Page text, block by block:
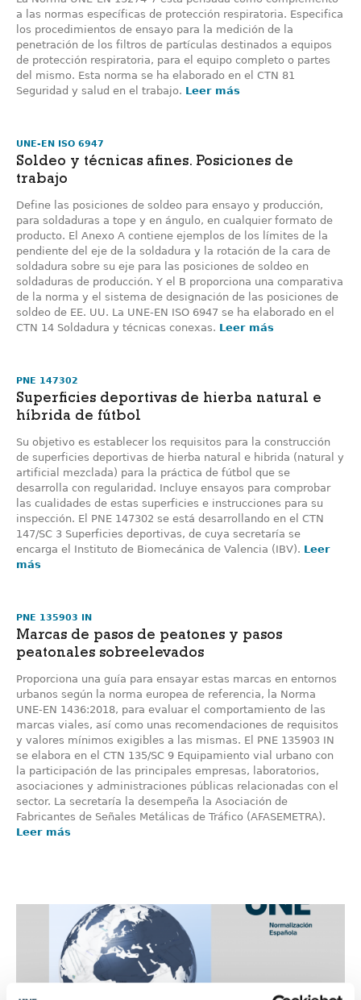
a las normas específicas de protección respiratoria. Especifica
los procedimientos de ensayo para la medición de la
penetración de los filtros de partículas destinados a equipos
de protección respiratoria, para el equipo completo o partes
del mismo. Esta norma se ha elaborado en el CTN 81
Seguridad y salud en el trabajo. Leer más
UNE-EN ISO 6947
Soldeo y técnicas afines. Posiciones de
trabajo
Define las posiciones de soldeo para ensayo y producción,
para soldaduras a tope y en ángulo, en cualquier formato de
producto. El Anexo A contiene ejemplos de los límites de la
pendiente del eje de la soldadura y la rotación de la cara de
soldadura sobre su eje para las posiciones de soldeo en
soldaduras de producción. Y el B proporciona una comparativa
de la norma y el sistema de designación de las posiciones de
soldeo de EE. UU. La UNE-EN ISO 6947 se ha elaborado en el
CTN 14 Soldadura y técnicas conexas. Leer más
PNE 147302
Superficies deportivas de hierba natural e
híbrida de fútbol
Su objetivo es establecer los requisitos para la construcción
de superficies deportivas de hierba natural e hibrida (natural y
artificial mezclada) para la práctica de fútbol que se
desarrolla con regularidad. Incluye ensayos para comprobar
las cualidades de estas superficies e instrucciones para su
inspección. El PNE 147302 se está desarrollando en el CTN
147/SC 3 Superficies deportivas, de cuya secretaría se
encarga el Instituto de Biomecánica de Valencia (IBV). Leer
más
PNE 135903 IN
Marcas de pasos de peatones y pasos
peatonales sobreelevados
Proporciona una guía para ensayar estas marcas en entornos
urbanos según la norma europea de referencia, la Norma
UNE-EN 1436:2018, para evaluar el comportamiento de las
marcas viales, así como unas recomendaciones de requisitos
y valores mínimos exigibles a las mismas. El PNE 135903 IN
se elabora en el CTN 135/SC 9 Equipamiento vial urbano con
la participación de las principales empresas, laboratorios,
asociaciones y administraciones públicas relacionadas con el
sector. La secretaría la desempeña la Asociación de
Fabricantes de Señales Metálicas de Tráfico (AFASEMETRA).
Leer más